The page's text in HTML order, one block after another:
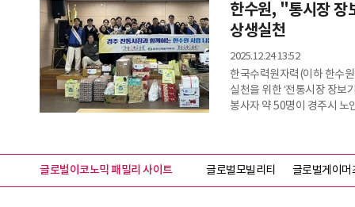
제안한다"며 운을 뗐다.이어
성장하는 과정에서 엔비디
했다
한수원, "통시장 장
상생실천
2025.12.24 13:52
한국수력원자력(이하 한수
실천을 위한 ‘전통시장 장보
봉사자 약 50명이 경주시 노
플라스틱’ 캠페인을 통해 친
친환경 상생’ 캠페인의 하나
글로벌이코노믹 패밀리 사이트 글로벌모빌리티 글로벌게이머